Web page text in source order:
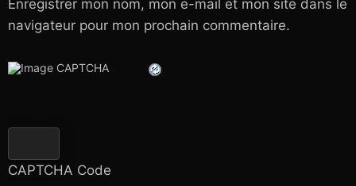
Enregistrer mon nom, mon e-mail et mon site dans le
navigateur pour mon prochain commentaire.
CAPTCHA Code